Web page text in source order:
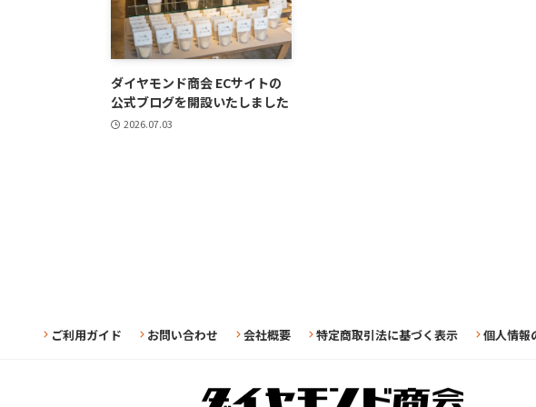
ダイヤモンド商会 ECサイトの
公式ブログを開設いたしました
2026.07.03
ご利用ガイド お問い合わせ 会社概要 特定商取引法に基づく表示 個人情報